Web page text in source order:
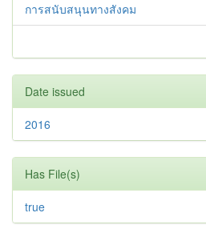
การสนับสนุนทางสังคม
Date issued
2016
Has File(s)
true